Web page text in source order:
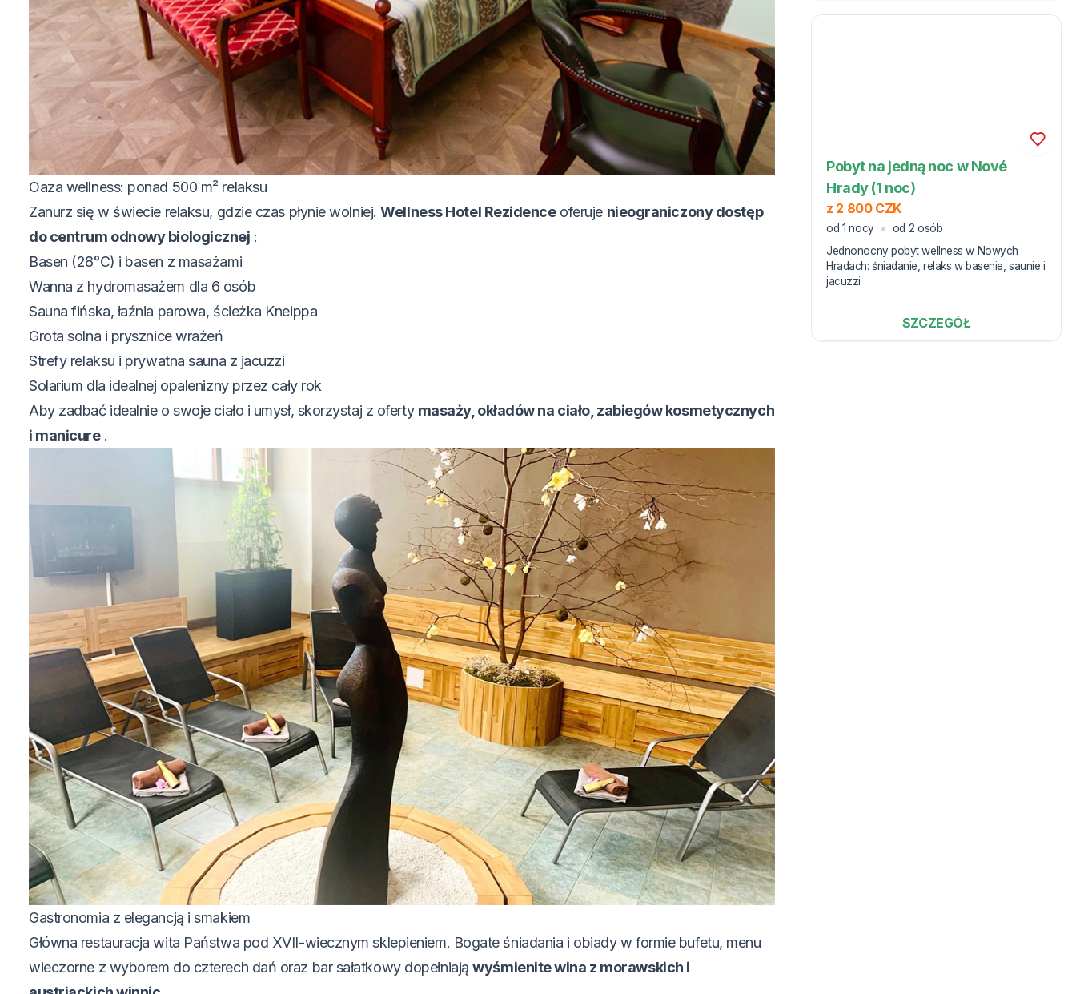
Oaza wellness: ponad 500 m² relaksu
Zanurz się w świecie relaksu, gdzie czas płynie wolniej.Wellness Hotel Rezidenceoferuje nieograniczony dostęp
do centrum odnowy biologicznej :
Basen (28°C) i basen z masażami
Wanna z hydromasażem dla 6 osób
Sauna fińska, łaźnia parowa, ścieżka Kneippa
Grota solna i prysznice wrażeń
Strefy relaksu i prywatna sauna z jacuzzi
Solarium dla idealnej opalenizny przez cały rok
Aby zadbać idealnie o swoje ciało i umysł, skorzystaj z oferty masaży, okładów na ciało, zabiegów kosmetycznych
i manicure.
Gastronomia z elegancją i smakiem
Główna restauracja wita Państwa pod XVII-wiecznym sklepieniem. Bogate śniadania i obiady w formie bufetu, menu
wieczorne z wyborem do czterech dań oraz bar sałatkowy dopełniająwyśmienite wina z morawskich i
Pobyt na jedną noc w Nové
Hrady (1 noc)
z 2 800 CZK
od 1 nocy
od 2 osób
Jednonocny pobyt wellness w Nowych
Hradach: śniadanie, relaks w basenie, saunie i
jacuzzi
SZCZEGÓŁ